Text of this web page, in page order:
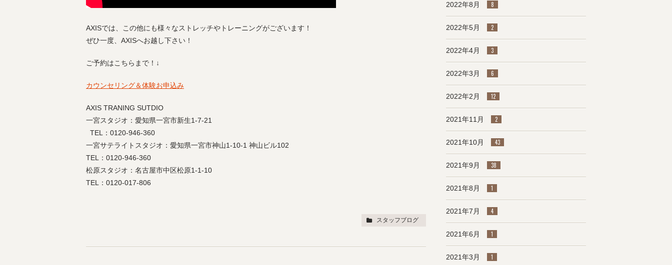
AXISでは、この他にも様々なストレッチやトレーニングがございます！
ぜひ一度、AXISへお越し下さい！
ご予約はこちらまで！↓
カウンセリング＆体験お申込み
AXIS TRANING SUTDIO
一宮スタジオ：愛知県一宮市新生1-7-21
TEL：0120-946-360
一宮サテライトスタジオ：愛知県一宮市神山1-10-1 神山ビル102
TEL：0120-946-360
松原スタジオ：名古屋市中区松原1-1-10
TEL：0120-017-806
スタッフブログ
2022年8月 8
2022年5月 2
2022年4月 3
2022年3月 6
2022年2月 12
2021年11月 2
2021年10月 43
2021年9月 38
2021年8月 1
2021年7月 4
2021年6月 1
2021年3月 1